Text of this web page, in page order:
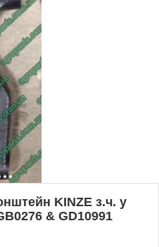
KINZE з.ч. у
& GD10991